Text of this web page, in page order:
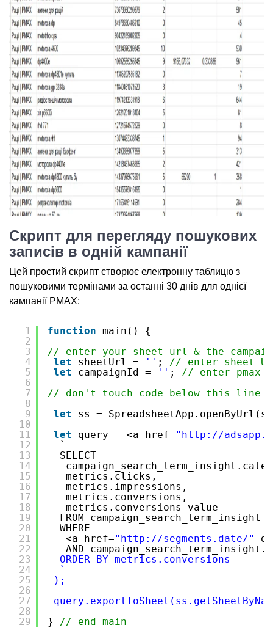
Скрипт для перегляду пошукових
записів в одній кампанії
Цей простий скрипт створює електронну таблицю з
пошуковими термінами за останні 30 днів для однієї
кампанії PMAX:
1
2
3
4
5
6
7
8
9
10
11
12
13
14
15
16
17
18
19
20
21
22
23
24
25
26
27
28
29
function main() {
// enter your sheet url & the
let
sheetUrl = '' ; // enter sheet
let
campaignId = '' ; // enter pmax
// don't touch code below this line
let
ss =
let
query = <a href=" http://
`
SELECT
metrics.clicks,
metrics.impressions,
metrics.conversions,
metrics.conversions_value
FROM campaign_search_term_insight
WHERE
<a href=" http://segments.date/"
AND
ORDER BY metrics.conversions
`
);
} // end main